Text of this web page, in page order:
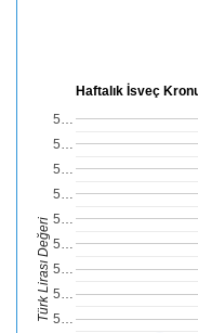
Haftalık İsveç
5…
5…
5…
5…
5…
5…
5…
5…
5…
Türk Lirası Değeri